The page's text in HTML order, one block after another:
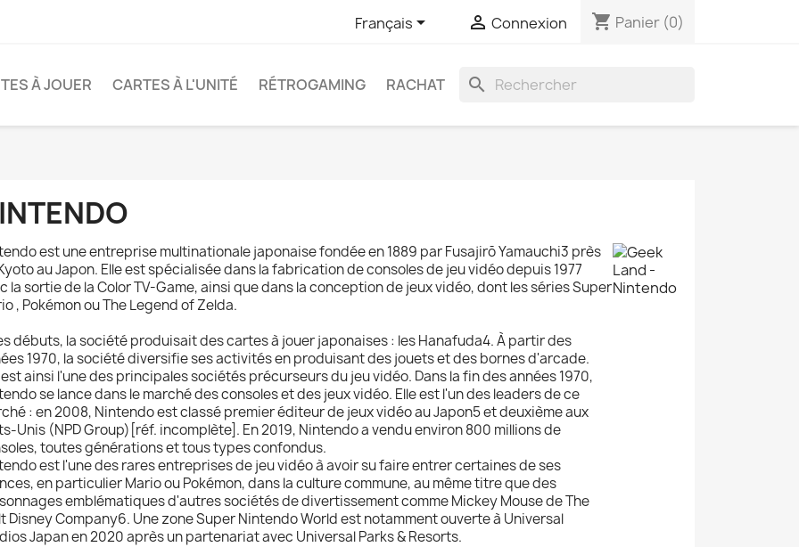
Français  Connexion shopping_cart Panier (0)
À JOUER CARTES À L'UNITÉ RÉTROGAMING RACHAT search
est une entreprise multinationale japonaise fondée en 1889 par Fusajirō Yamauchi3 près
au Japon. Elle est spécialisée dans la fabrication de consoles de jeu vidéo depuis 1977
la sortie de la Color TV-Game, ainsi que dans la conception de jeux vidéo, dont les séries Super
, Pokémon ou The Legend of Zelda.
débuts, la société produisait des cartes à jouer japonaises : les Hanafuda4. À partir des
1970, la société diversifie ses activités en produisant des jouets et des bornes d'arcade.
est ainsi l'une des principales sociétés précurseurs du jeu vidéo. Dans la fin des années 1970,
se lance dans le marché des consoles et des jeux vidéo. Elle est l'un des leaders de ce
: en 2008, Nintendo est classé premier éditeur de jeux vidéo au Japon5 et deuxième aux
Unis (NPD Group)[réf. incomplète]. En 2019, Nintendo a vendu environ 800 millions de
toutes générations et tous types confondus.
est l'une des rares entreprises de jeu vidéo à avoir su faire entrer certaines de ses
en particulier Mario ou Pokémon, dans la culture commune, au même titre que des
emblématiques d'autres sociétés de divertissement comme Mickey Mouse de The
Disney Company6. Une zone Super Nintendo World est notamment ouverte à Universal
Japan en 2020 après un partenariat avec Universal Parks & Resorts.